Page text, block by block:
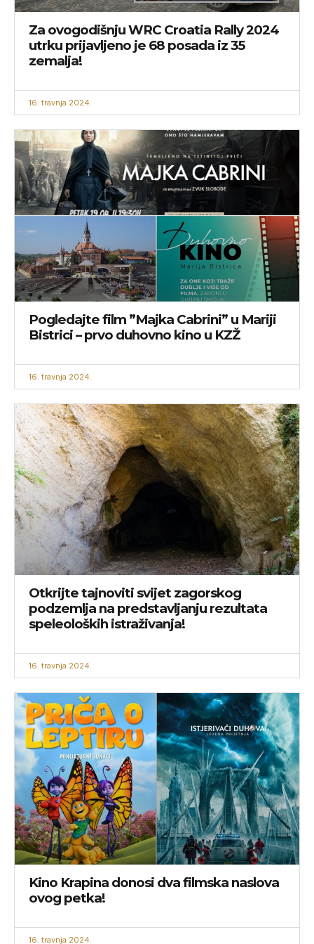
Za ovogodišnju WRC Croatia Rally 2024
utrku prijavljeno je 68 posada iz 35
zemalja!
16. travnja 2024.
Pogledajte film ”Majka Cabrini” u Mariji
Bistrici – prvo duhovno kino u KZŽ
16. travnja 2024.
Otkrijte tajnoviti svijet zagorskog
podzemlja na predstavljanju rezultata
speleoloških istraživanja!
16. travnja 2024.
Kino Krapina donosi dva filmska naslova
ovog petka!
16. travnja 2024.